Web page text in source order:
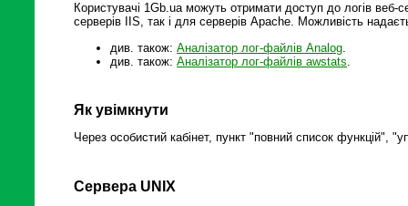
Користувачі 1Gb.ua можуть отримати доступ до логів
серверів IIS, так і для серверів Apache. Можливість
див. також: Аналізатор лог-файлів Analog
див. також: Аналізатор лог-файлів awstats
Як увімкнути
Через особистий кабінет, пункт "повний список функцій",
Сервера UNIX